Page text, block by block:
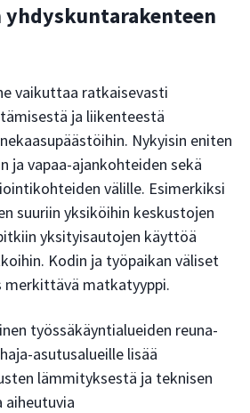
yhdyskuntarakenteen
vaikuttaa ratkaisevasti
ja liikenteestä
Nykyisin eniten
ja vapaa-ajankohteiden sekä
välille. Esimerkiksi
suuriin yksiköihin keskustojen
yksityisautojen käyttöä
Kodin ja työpaikan väliset
matkatyyppi.
työssäkäyntialueiden reuna-
asutusalueille lisää
lämmityksestä ja teknisen